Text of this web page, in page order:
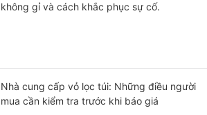
không gỉ và cách khắc phục sự cố.
Nhà cung cấp vỏ lọc túi: Những điều người
mua cần kiểm tra trước khi báo giá